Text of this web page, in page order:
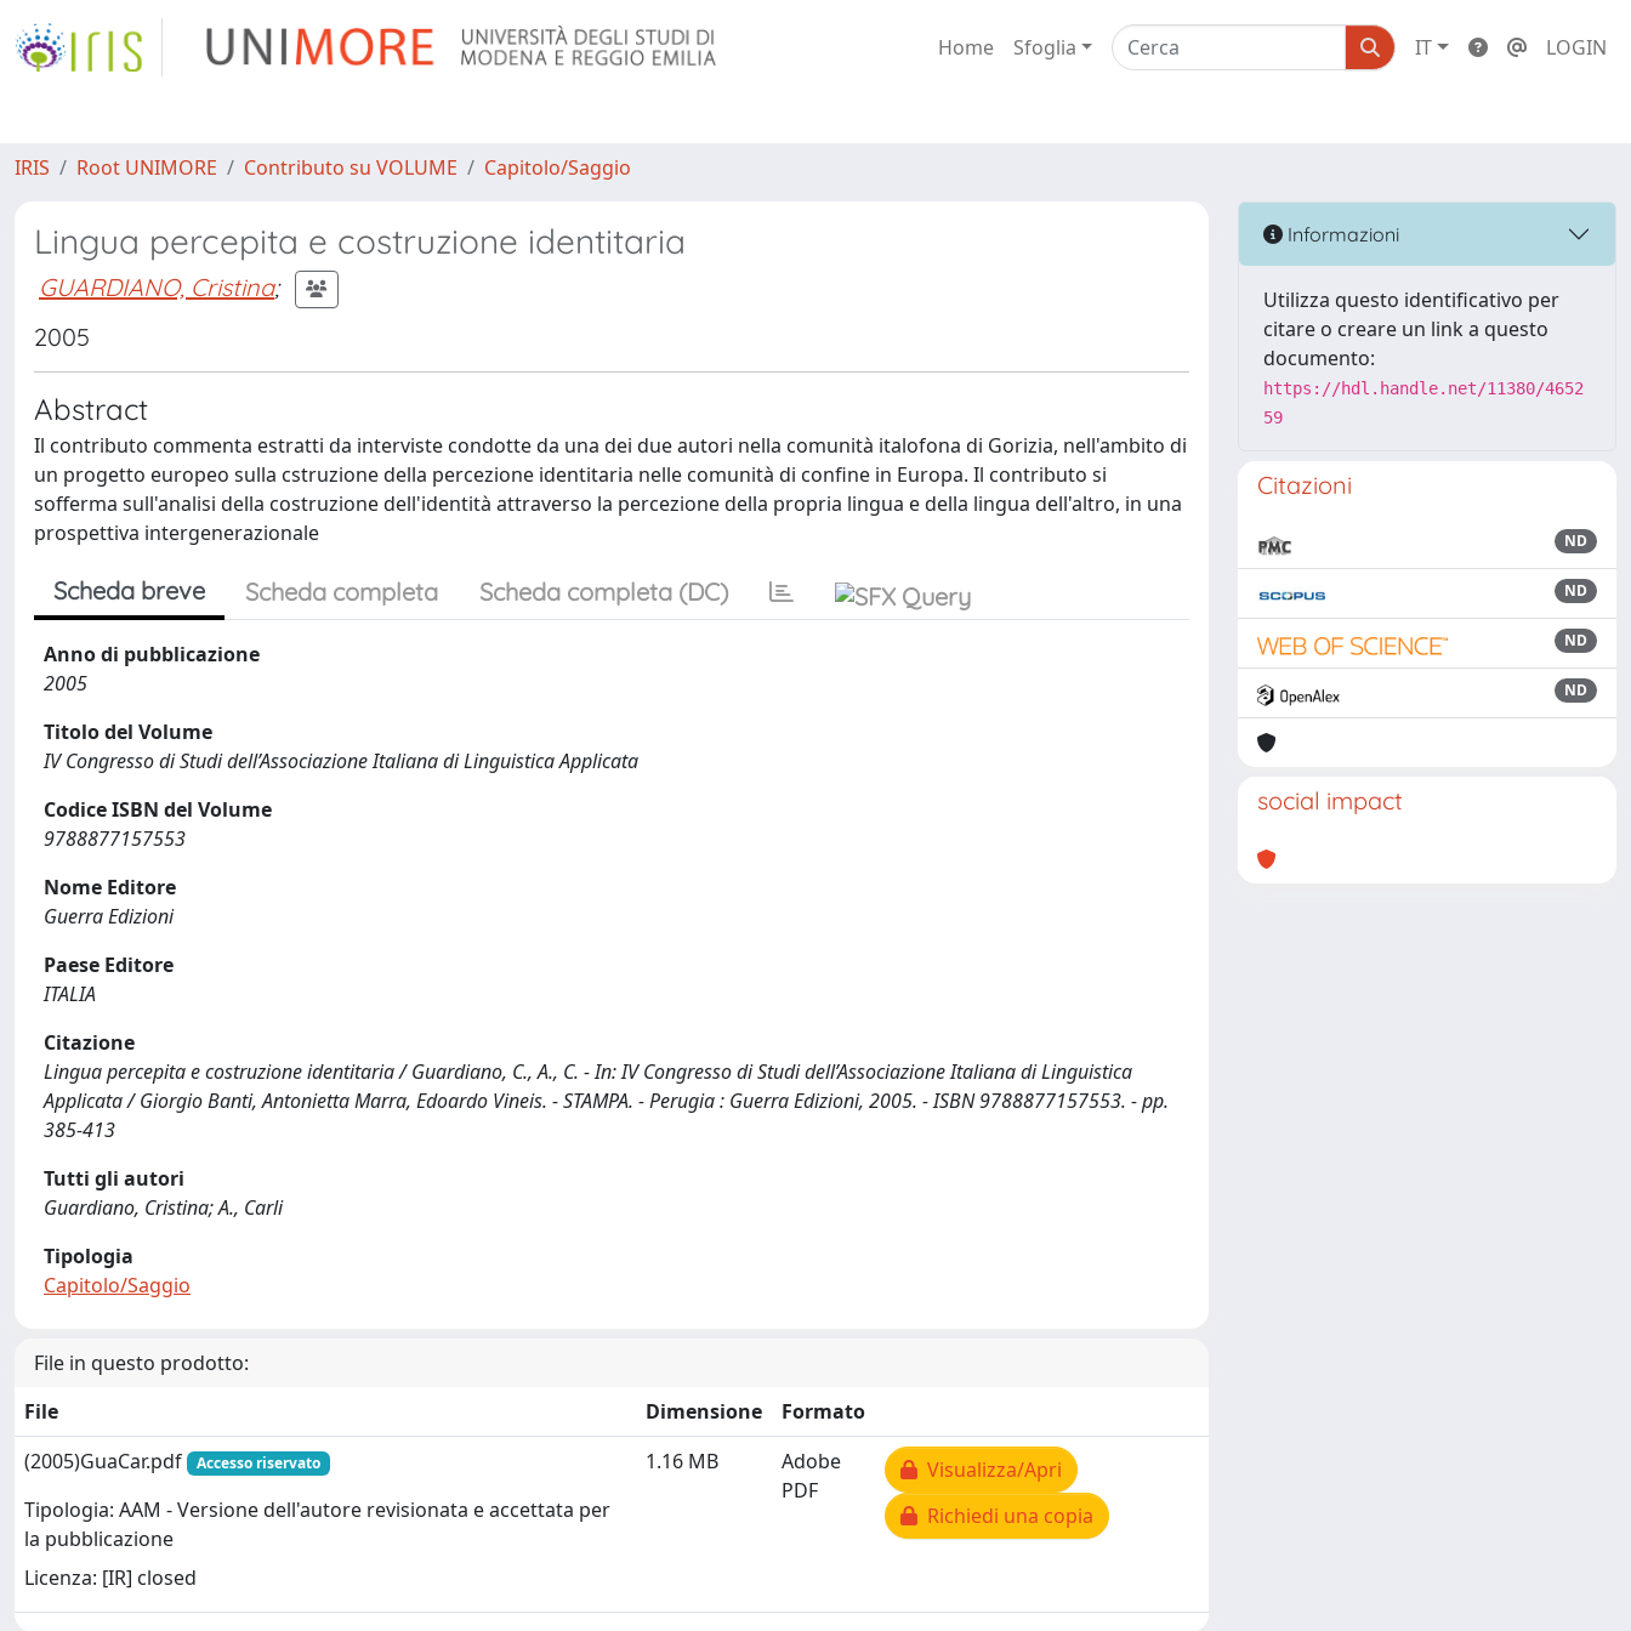
Home Sfoglia IT LOGIN
IRIS Root UNIMORE Contributo su VOLUME Capitolo/Saggio
Lingua percepita e costruzione identitaria
GUARDIANO, Cristina;
2005
Abstract
Il contributo commenta estratti da interviste condotte da una dei due autori nella comunità italofona di Gorizia, nell'ambito di
un progetto europeo sulla cstruzione della percezione identitaria nelle comunità di confine in Europa. Il contributo si
sofferma sull'analisi della costruzione dell'identità attraverso la percezione della propria lingua e della lingua dell'altro, in una
prospettiva intergenerazionale
Scheda breve Scheda completa Scheda completa (DC)
Anno di pubblicazione
2005
Titolo del Volume
IV Congresso di Studi dell’Associazione Italiana di Linguistica Applicata
Codice ISBN del Volume
9788877157553
Nome Editore
Guerra Edizioni
Paese Editore
ITALIA
Citazione
Lingua percepita e costruzione identitaria / Guardiano, C., A., C. - In: IV Congresso di Studi dell’Associazione Italiana di Linguistica
Applicata / Giorgio Banti, Antonietta Marra, Edoardo Vineis. - STAMPA. - Perugia : Guerra Edizioni, 2005. - ISBN 9788877157553. - pp.
385-413
Tutti gli autori
Guardiano, Cristina; A., Carli
Tipologia
Capitolo/Saggio
File in questo prodotto:
File
Dimensione
Formato
(2005)GuaCar.pdf
Accesso riservato
Tipologia: AAM - Versione dell'autore revisionata e accettata per
la pubblicazione
Licenza: [IR] closed
1.16 MB
Adobe
PDF
Visualizza/Apri
Richiedi una copia
Informazioni
Utilizza questo identificativo per
citare o creare un link a questo
documento:
https://hdl.handle.net/11380/4652
59
Citazioni
ND
ND
ND
ND
social impact